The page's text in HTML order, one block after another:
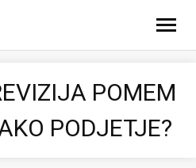
POMEM
PODJETJE?